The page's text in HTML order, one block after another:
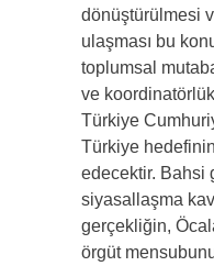
dönüştürülmesi
ulaşması bu
toplumsal
ve
Türkiye
Türkiye
edecektir. Bahsi
siyasallaşma
gerçekliğin,
örgüt